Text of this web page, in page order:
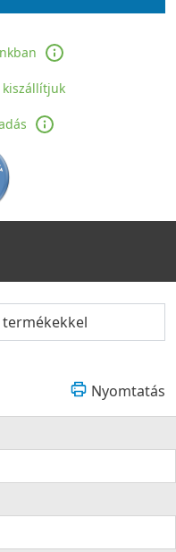
Nyomtatás